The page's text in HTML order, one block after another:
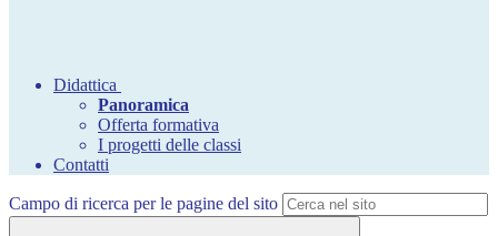
Didattica
Panoramica
Offerta formativa
I progetti delle classi
Contatti
Campo di ricerca per le pagine del sito